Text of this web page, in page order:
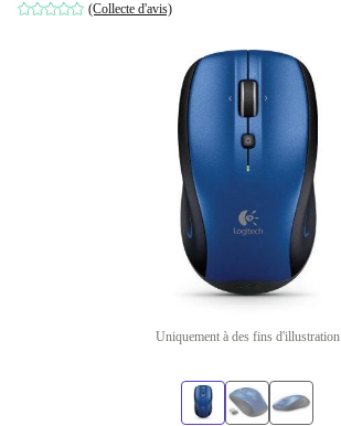
(Collecte d'avis)
Uniquement à des fins d'illustration